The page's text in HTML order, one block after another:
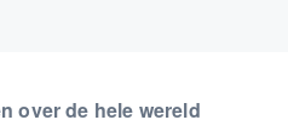
over de hele wereld